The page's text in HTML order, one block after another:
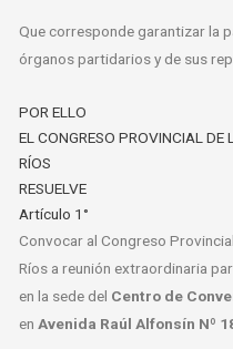
Que corresponde garantizar la
órganos partidarios y de sus
POR ELLO
EL CONGRESO PROVINCIAL DE
RÍOS
RESUELVE
Artículo 1°
Convocar al Congreso
Ríos a reunión extraordinaria
en la sede del Centro de
en Avenida Raúl Alfonsín Nº